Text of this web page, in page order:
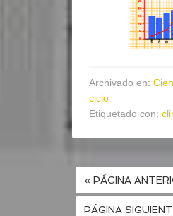
Archivado en:
ciclo
Etiquetado con:
« PÁGINA
PÁGINA